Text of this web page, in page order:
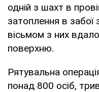
одній з шахт в
затоплення в забої
вісьмом з них
поверхню.
Рятувальна
понад 800 осіб,